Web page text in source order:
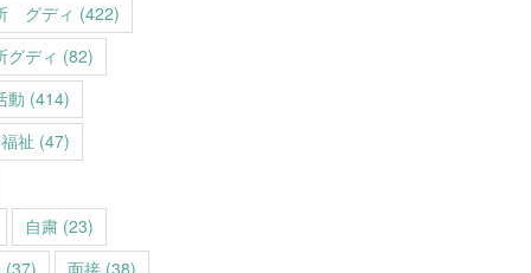
グディ (422)
グディ (82)
動 (414)
福祉 (47)
自粛 (23)
(37) 面接 (38)